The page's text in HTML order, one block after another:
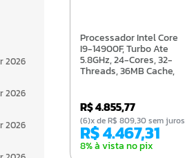
2026
2026
2026
Processador Intel Core
I9-14900F, Turbo Ate
5.8GHz, 24-Cores, 32-
Threads, 36MB Cache,
R$ 4.855,77
R$ 4.467,31
8% à vista no pix
(6)x de R$ 809,30 sem juros